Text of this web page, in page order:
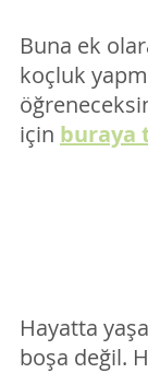
Buna ek
koçluk
için buraya
Hayatta
boşa değil.